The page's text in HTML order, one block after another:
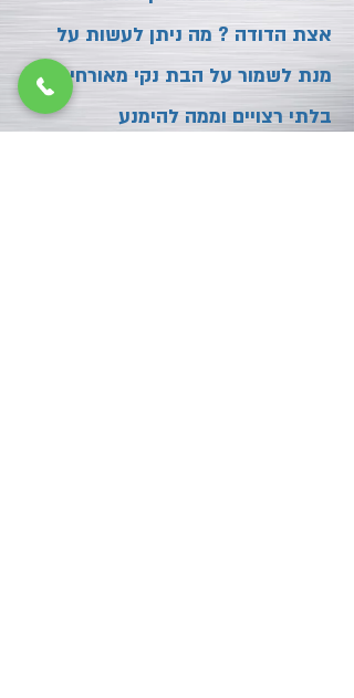
אצת הדודה ? מה ניתן לעשות על
מנת לשמור על הבת נקי מאורחים
בלתי רצויים וממה להימנע